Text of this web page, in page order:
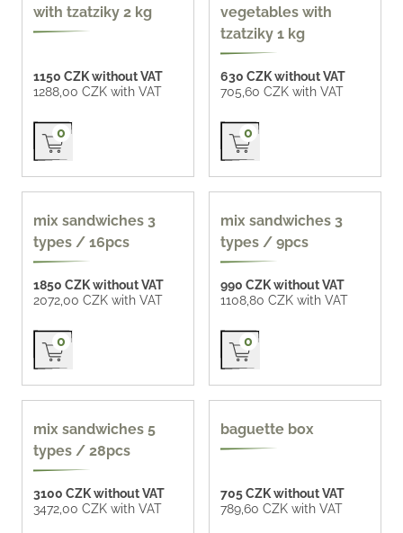
with tzatziky 2 kg
1150 CZK without VAT
1288,00 CZK with VAT
Přidat do košíku
0
vegetables with
tzatziky 1 kg
630 CZK without VAT
705,60 CZK with VAT
Přidat do košíku
0
mix sandwiches 3
types / 16pcs
1850 CZK without VAT
2072,00 CZK with VAT
Přidat do košíku
0
mix sandwiches 3
types / 9pcs
990 CZK without VAT
1108,80 CZK with VAT
Přidat do košíku
0
CZK 124 / pc
mix sandwiches 5
types / 28pcs
3100 CZK without VAT
3472,00 CZK with VAT
baguette box
705 CZK without VAT
789,60 CZK with VAT